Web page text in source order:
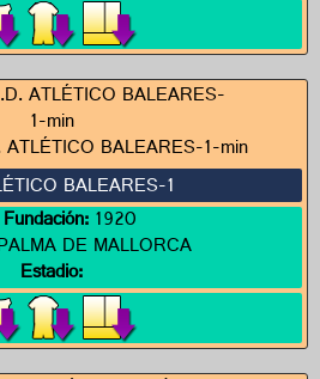
BALEARES-1
1920
DE MALLORCA
Estadio: